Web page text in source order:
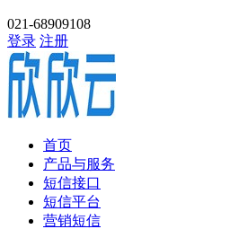
021-68909108
登录 注册
首页
产品与服务
短信接口
短信平台
营销短信